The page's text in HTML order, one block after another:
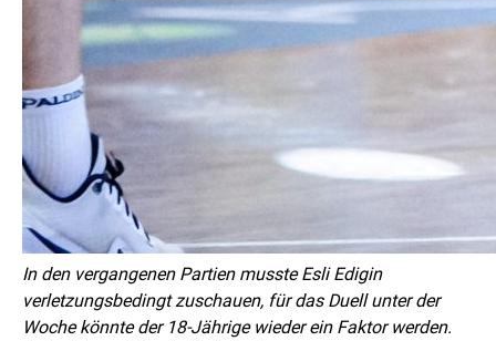
In den vergangenen Partien musste Esli Edigin
verletzungsbedingt zuschauen, für das Duell unter der
Woche könnte der 18-Jährige wieder ein Faktor werden.